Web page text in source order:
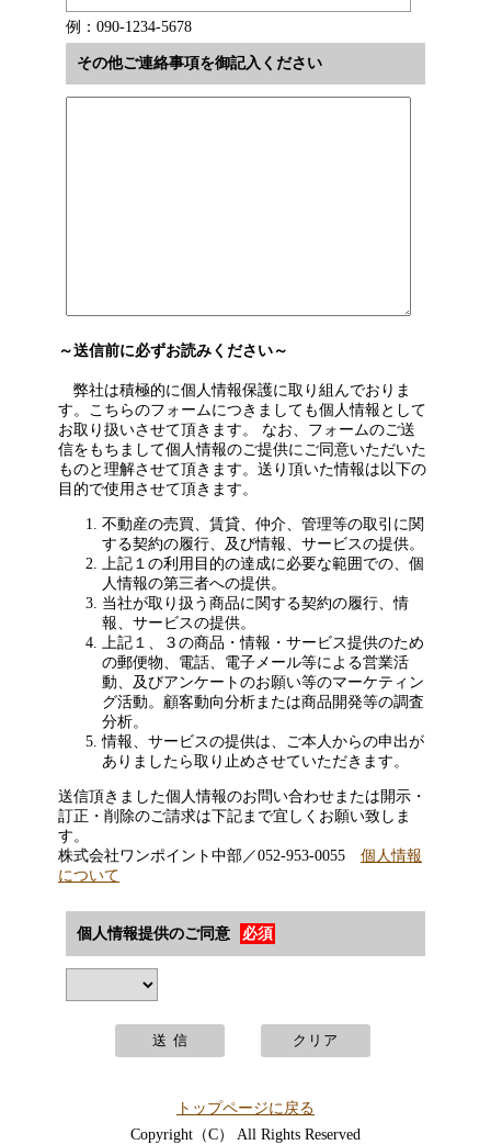
例：090-1234-5678
その他ご連絡事項を御記入ください
～送信前に必ずお読みください～
弊社は積極的に個人情報保護に取り組んでおりま
す。こちらのフォームにつきましても個人情報として
お取り扱いさせて頂きます。 なお、フォームのご送
信をもちまして個人情報のご提供にご同意いただいた
ものと理解させて頂きます。送り頂いた情報は以下の
目的で使用させて頂きます。
不動産の売買、賃貸、仲介、管理等の取引に関
する契約の履行、及び情報、サービスの提供。
上記１の利用目的の達成に必要な範囲での、個
人情報の第三者への提供。
当社が取り扱う商品に関する契約の履行、情
報、サービスの提供。
上記１、３の商品・情報・サービス提供のため
の郵便物、電話、電子メール等による営業活
動、及びアンケートのお願い等のマーケティン
グ活動。顧客動向分析または商品開発等の調査
分析。
情報、サービスの提供は、ご本人からの申出が
ありましたら取り止めさせていただきます。
送信頂きました個人情報のお問い合わせまたは開示・
訂正・削除のご請求は下記まで宜しくお願い致しま
す。
株式会社ワンポイント中部／052-953-0055 個人情報
について
個人情報提供のご同意 必須
トップページに戻る
Copyright（C） All Rights Reserved